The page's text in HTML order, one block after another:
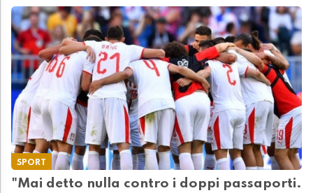
SPORT
"Mai detto nulla contro i doppi passaporti.